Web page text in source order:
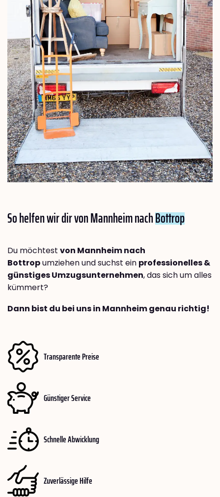
So helfen wir dir von Mannheim nachBottrop
Du möchtest von Mannheim nach
Bottropumziehen und suchst ein professionelles &
günstiges Umzugsunternehmen, das sich um alles
kümmert?
Dann bist du bei uns in Mannheim genau richtig!
Transparente Preise
Günstiger Service
Schnelle Abwicklung
Zuverlässige Hilfe